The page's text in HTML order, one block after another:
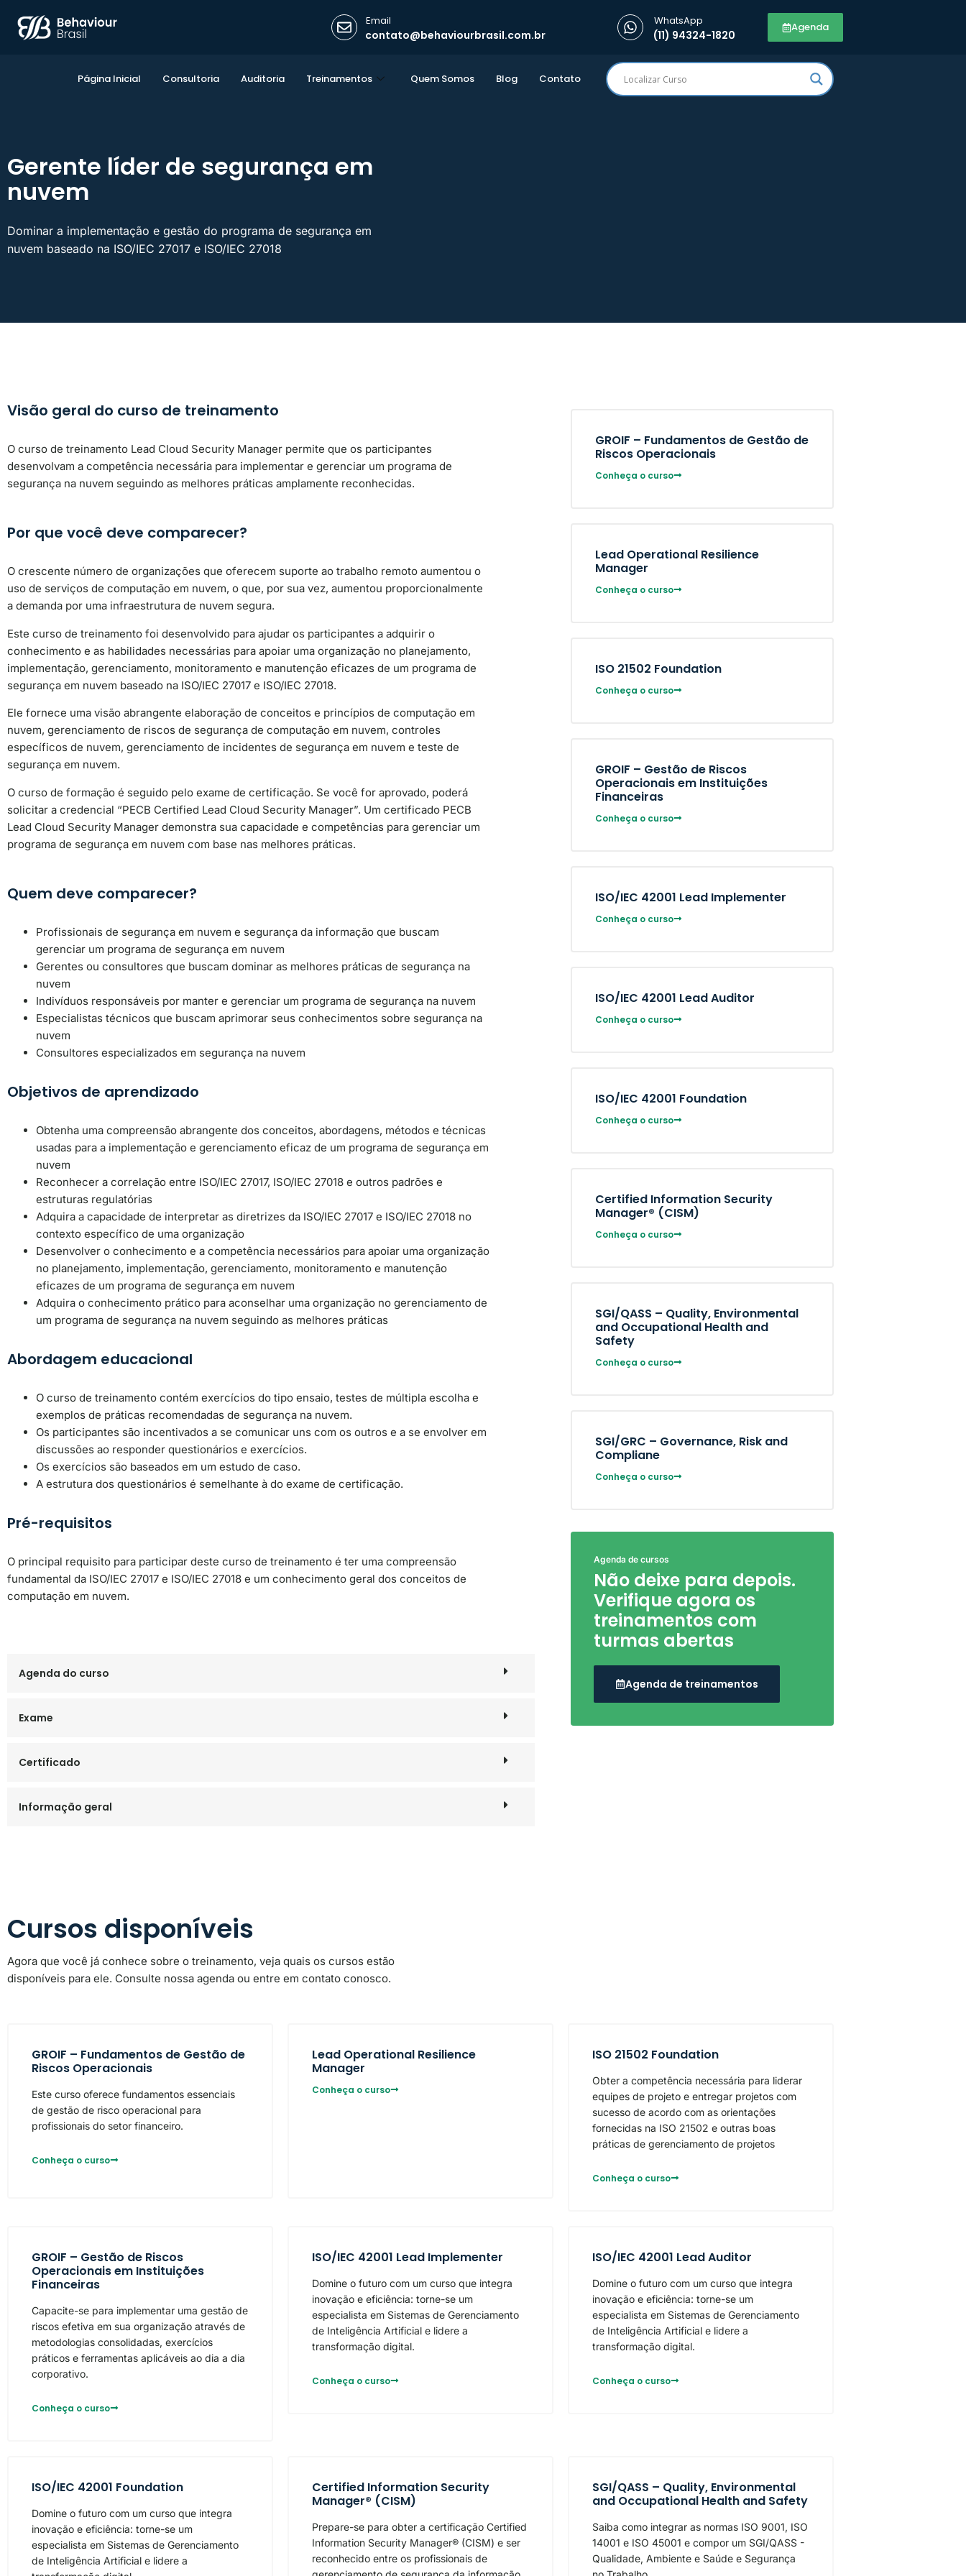
Email
contato@behaviourbrasil.com.br
WhatsApp
(11) 94324-1820
Agenda
Página Inicial Consultoria Auditoria Treinamentos Quem Somos Blog Contato
Gerente líder de segurança em
nuvem
Dominar a implementação e gestão do programa de segurança em
nuvem baseado na ISO/IEC 27017 e ISO/IEC 27018
Visão geral do curso de treinamento
O curso de treinamento Lead Cloud Security Manager permite que os participantes
desenvolvam a competência necessária para implementar e gerenciar um programa de
segurança na nuvem seguindo as melhores práticas amplamente reconhecidas.
Por que você deve comparecer?
O crescente número de organizações que oferecem suporte ao trabalho remoto aumentou o
uso de serviços de computação em nuvem, o que, por sua vez, aumentou proporcionalmente
a demanda por uma infraestrutura de nuvem segura.
Este curso de treinamento foi desenvolvido para ajudar os participantes a adquirir o
conhecimento e as habilidades necessárias para apoiar uma organização no planejamento,
implementação, gerenciamento, monitoramento e manutenção eficazes de um programa de
segurança em nuvem baseado na ISO/IEC 27017 e ISO/IEC 27018.
Ele fornece uma visão abrangente elaboração de conceitos e princípios de computação em
nuvem, gerenciamento de riscos de segurança de computação em nuvem, controles
específicos de nuvem, gerenciamento de incidentes de segurança em nuvem e teste de
segurança em nuvem.
O curso de formação é seguido pelo exame de certificação. Se você for aprovado, poderá
solicitar a credencial “PECB Certified Lead Cloud Security Manager”. Um certificado PECB
Lead Cloud Security Manager demonstra sua capacidade e competências para gerenciar um
programa de segurança em nuvem com base nas melhores práticas.
Quem deve comparecer?
Profissionais de segurança em nuvem e segurança da informação que buscam
gerenciar um programa de segurança em nuvem
Gerentes ou consultores que buscam dominar as melhores práticas de segurança na
nuvem
Indivíduos responsáveis ​​por manter e gerenciar um programa de segurança na nuvem
Especialistas técnicos que buscam aprimorar seus conhecimentos sobre segurança na
nuvem
Consultores especializados em segurança na nuvem
Objetivos de aprendizado
Obtenha uma compreensão abrangente dos conceitos, abordagens, métodos e técnicas
usadas para a implementação e gerenciamento eficaz de um programa de segurança em
nuvem
Reconhecer a correlação entre ISO/IEC 27017, ISO/IEC 27018 e outros padrões e
estruturas regulatórias
Adquira a capacidade de interpretar as diretrizes da ISO/IEC 27017 e ISO/IEC 27018 no
contexto específico de uma organização
Desenvolver o conhecimento e a competência necessários para apoiar uma organização
no planejamento, implementação, gerenciamento, monitoramento e manutenção
eficazes de um programa de segurança em nuvem
Adquira o conhecimento prático para aconselhar uma organização no gerenciamento de
um programa de segurança na nuvem seguindo as melhores práticas
Abordagem educacional
O curso de treinamento contém exercícios do tipo ensaio, testes de múltipla escolha e
exemplos de práticas recomendadas de segurança na nuvem.
Os participantes são incentivados a se comunicar uns com os outros e a se envolver em
discussões ao responder questionários e exercícios.
Os exercícios são baseados em um estudo de caso.
A estrutura dos questionários é semelhante à do exame de certificação.
Pré-requisitos
O principal requisito para participar deste curso de treinamento é ter uma compreensão
fundamental da ISO/IEC 27017 e ISO/IEC 27018 e um conhecimento geral dos conceitos de
computação em nuvem.
Agenda do curso
Exame
Certificado
Informação geral
GROIF – Fundamentos de Gestão de
Riscos Operacionais
Conheça o curso
Lead Operational Resilience
Manager
Conheça o curso
ISO 21502 Foundation
Conheça o curso
GROIF – Gestão de Riscos
Operacionais em Instituições
Financeiras
Conheça o curso
ISO/IEC 42001 Lead Implementer
Conheça o curso
ISO/IEC 42001 Lead Auditor
Conheça o curso
ISO/IEC 42001 Foundation
Conheça o curso
Certified Information Security
Manager® (CISM)
Conheça o curso
SGI/QASS – Quality, Environmental
and Occupational Health and
Safety
Conheça o curso
SGI/GRC – Governance, Risk and
Compliane
Conheça o curso
Agenda de cursos
Não deixe para depois.
Verifique agora os
treinamentos com
turmas abertas
Agenda de treinamentos
Cursos disponíveis
Agora que você já conhece sobre o treinamento, veja quais os cursos estão
disponíveis para ele. Consulte nossa agenda ou entre em contato conosco.
GROIF – Fundamentos de Gestão de
Riscos Operacionais
Este curso oferece fundamentos essenciais
de gestão de risco operacional para
profissionais do setor financeiro.
Conheça o curso
Lead Operational Resilience
Manager
Conheça o curso
ISO 21502 Foundation
Obter a competência necessária para liderar
equipes de projeto e entregar projetos com
sucesso de acordo com as orientações
fornecidas na ISO 21502 e outras boas
práticas de gerenciamento de projetos
Conheça o curso
GROIF – Gestão de Riscos
Operacionais em Instituições
Financeiras
Capacite-se para implementar uma gestão de
riscos efetiva em sua organização através de
metodologias consolidadas, exercícios
práticos e ferramentas aplicáveis ao dia a dia
corporativo.
Conheça o curso
ISO/IEC 42001 Lead Implementer
Domine o futuro com um curso que integra
inovação e eficiência: torne-se um
especialista em Sistemas de Gerenciamento
de Inteligência Artificial e lidere a
transformação digital.
Conheça o curso
ISO/IEC 42001 Lead Auditor
Domine o futuro com um curso que integra
inovação e eficiência: torne-se um
especialista em Sistemas de Gerenciamento
de Inteligência Artificial e lidere a
transformação digital.
Conheça o curso
ISO/IEC 42001 Foundation
Domine o futuro com um curso que integra
inovação e eficiência: torne-se um
especialista em Sistemas de Gerenciamento
de Inteligência Artificial e lidere a
Certified Information Security
Manager® (CISM)
Prepare-se para obter a certificação Certified
Information Security Manager® (CISM) e ser
reconhecido entre os profissionais de
SGI/QASS – Quality, Environmental
and Occupational Health and Safety
Saiba como integrar as normas ISO 9001, ISO
14001 e ISO 45001 e compor um SGI/QASS -
Qualidade, Ambiente e Saúde e Segurança